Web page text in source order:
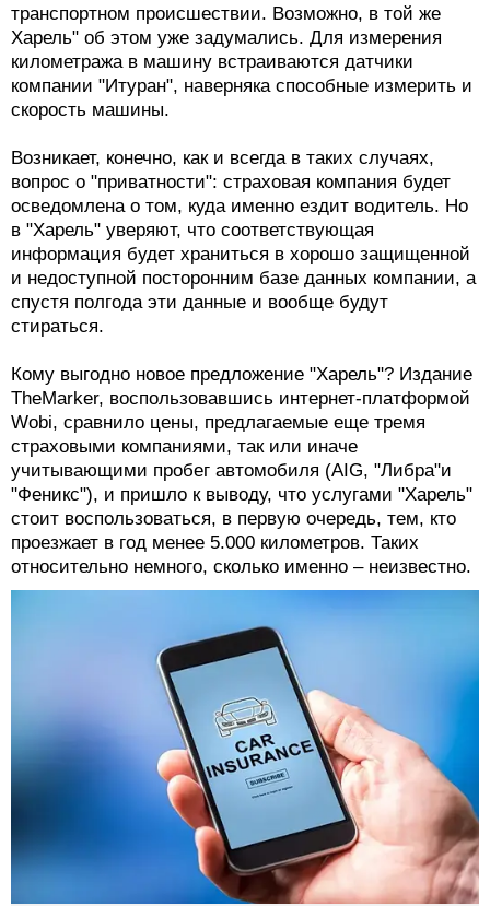
транспортном происшествии. Возможно, в той же
Харель" об этом уже задумались. Для измерения
километража в машину встраиваются датчики
компании "Итуран", наверняка способные измерить и
скорость машины.
Возникает, конечно, как и всегда в таких случаях,
вопрос о "приватности": страховая компания будет
осведомлена о том, куда именно ездит водитель. Но
в "Харель" уверяют, что соответствующая
информация будет храниться в хорошо защищенной
и недоступной посторонним базе данных компании, а
спустя полгода эти данные и вообще будут
стираться.
Кому выгодно новое предложение "Харель"? Издание
TheMarker, воспользовавшись интернет-платформой
Wobi, сравнило цены, предлагаемые еще тремя
страховыми компаниями, так или иначе
учитывающими пробег автомобиля (AIG, "Либра"и
"Феникс"), и пришло к выводу, что услугами "Харель"
стоит воспользоваться, в первую очередь, тем, кто
проезжает в год менее 5.000 километров. Таких
относительно немного, сколько именно – неизвестно.